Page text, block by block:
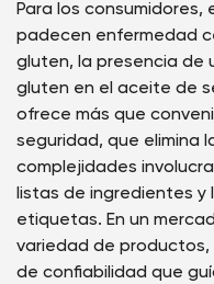
Para los
padecen enfermedad
gluten, la presencia de
gluten en el aceite de
ofrece más que
seguridad, que elimina
complejidades
listas de ingredientes y
etiquetas. En un
variedad de
de confiabilidad que